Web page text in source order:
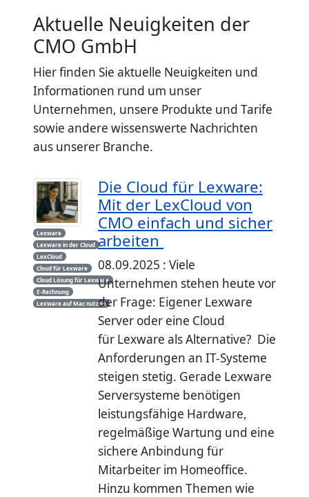
Aktuelle Neuigkeiten der
CMO GmbH
Hier finden Sie aktuelle Neuigkeiten und
Informationen rund um unser
Unternehmen, unsere Produkte und Tarife
sowie andere wissenswerte Nachrichten
aus unserer Branche.
Lexware
Lexware in der Cloud
LexCloud
Cloud für Lexware
Cloud Lösung für Lexware
E-Rechnung
Lexware auf Mac nutzen
Die Cloud für Lexware:
Mit der LexCloud von
CMO einfach und sicher
arbeiten
08.09.2025 : Viele
Unternehmen stehen heute vor
der Frage: Eigener Lexware
Server oder eine Cloud
für Lexware als Alternative? Die
Anforderungen an IT-Systeme
steigen stetig. Gerade Lexware
Serversysteme benötigen
leistungsfähige Hardware,
regelmäßige Wartung und eine
sichere Anbindung für
Mitarbeiter im Homeoffice.
Hinzu kommen Themen wie